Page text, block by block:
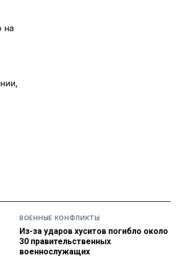
на
ВОЕННЫЕ КОНФЛИКТЫ
Из-за ударов хуситов погибло около
30 правительственных
военнослужащих